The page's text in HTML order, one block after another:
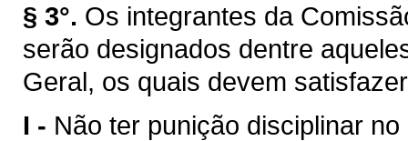
§ 3°. Os integrantes da
serão designados dentre
Geral, os quais devem
I - Não ter punição disciplinar no